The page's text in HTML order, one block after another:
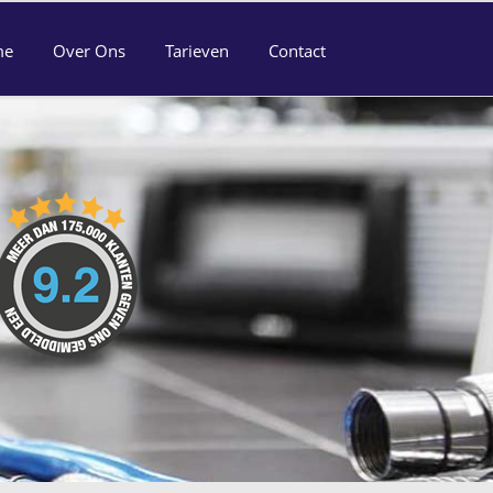
Over Ons Tarieven Contact